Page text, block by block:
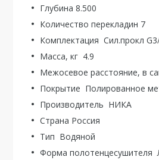
Глубина 8.500
Количество перекладин 7
Комплектация Сил.прокл
Масса, кг 4.9
Межосевое расстояние, в
Покрытие Полированное
Производитель НИКА
Страна Россия
Тип Водяной
Форма полотенцесушителя